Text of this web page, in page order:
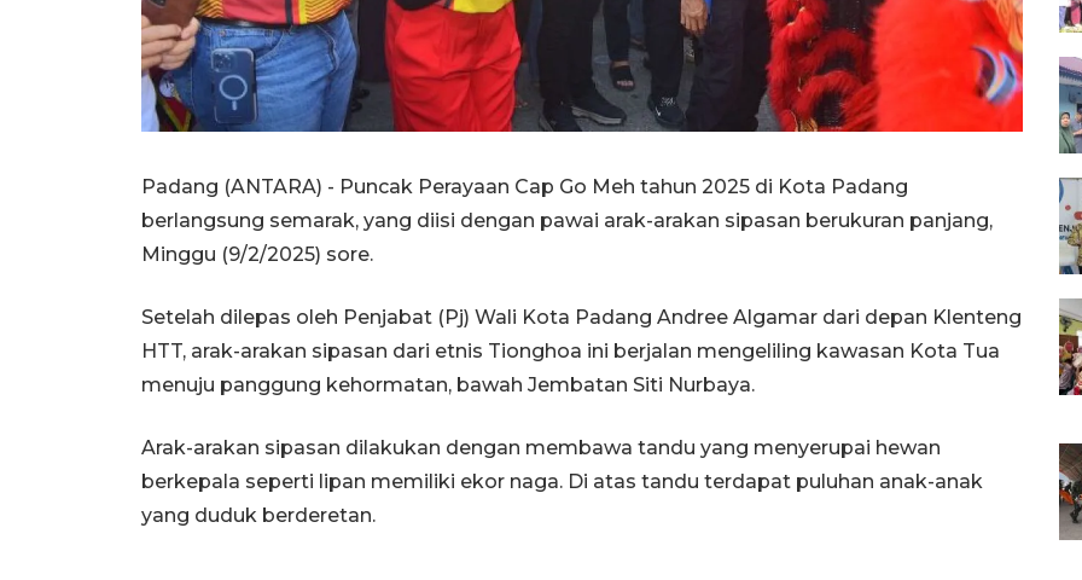
Padang (ANTARA) - Puncak Perayaan Cap Go Meh tahun 2025 di Kota Padang
berlangsung semarak, yang diisi dengan pawai arak-arakan sipasan berukuran panjang,
Minggu (9/2/2025) sore.
Setelah dilepas oleh Penjabat (Pj) Wali Kota Padang Andree Algamar dari depan Klenteng
HTT, arak-arakan sipasan dari etnis Tionghoa ini berjalan mengeliling kawasan Kota Tua
menuju panggung kehormatan, bawah Jembatan Siti Nurbaya.
Arak-arakan sipasan dilakukan dengan membawa tandu yang menyerupai hewan
berkepala seperti lipan memiliki ekor naga. Di atas tandu terdapat puluhan anak-anak
yang duduk berderetan.